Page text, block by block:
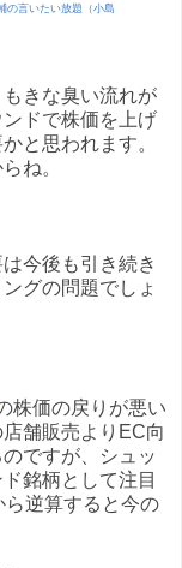
の言いたい放題（小島
きな臭い流れが
ドで株価を上げ
と思われます。
ね。
今後も引き続き
グの問題でしょ
株価の戻りが悪い
舗販売よりEC向
ですが、シュッ
銘柄として注目
逆算すると今の